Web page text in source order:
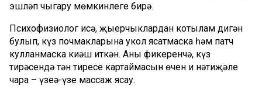
эшләп чыгару мөмкинлеге бирә.
Психофизиолог исә, җыерчыклардан котылам дигән
булып, күз почмакларына укол ясатмаска һәм патч
кулланмаска киңәш иткән. Аның фикеренчә, күз
тирәсендә тән тиресе картаймасын өчен иң нәтиҗәле
чара – үзеңә-үзең массаж ясау.